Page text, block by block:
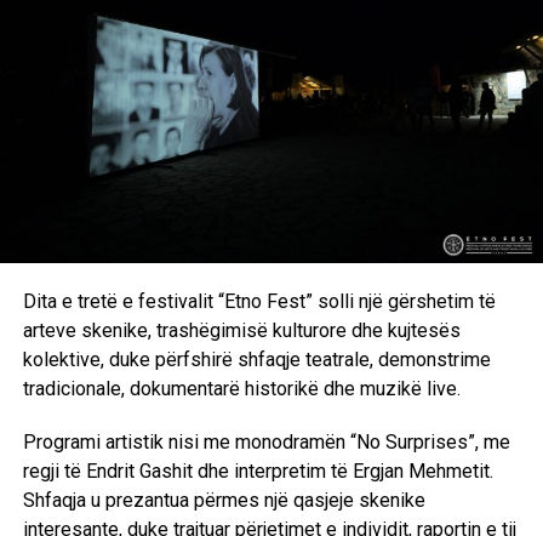
Dita e tretë e festivalit “Etno Fest” solli një gërshetim të
arteve skenike, trashëgimisë kulturore dhe kujtesës
kolektive, duke përfshirë shfaqje teatrale, demonstrime
tradicionale, dokumentarë historikë dhe muzikë live.
Programi artistik nisi me monodramën “No Surprises”, me
regji të Endrit Gashit dhe interpretim të Ergjan Mehmetit.
Shfaqja u prezantua përmes një qasjeje skenike
interesante, duke trajtuar përjetimet e individit, raportin e tij